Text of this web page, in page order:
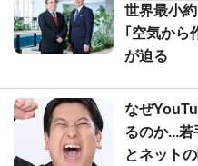
世界最小
｢空気から
が迫る
なぜ
るのか...
とネット